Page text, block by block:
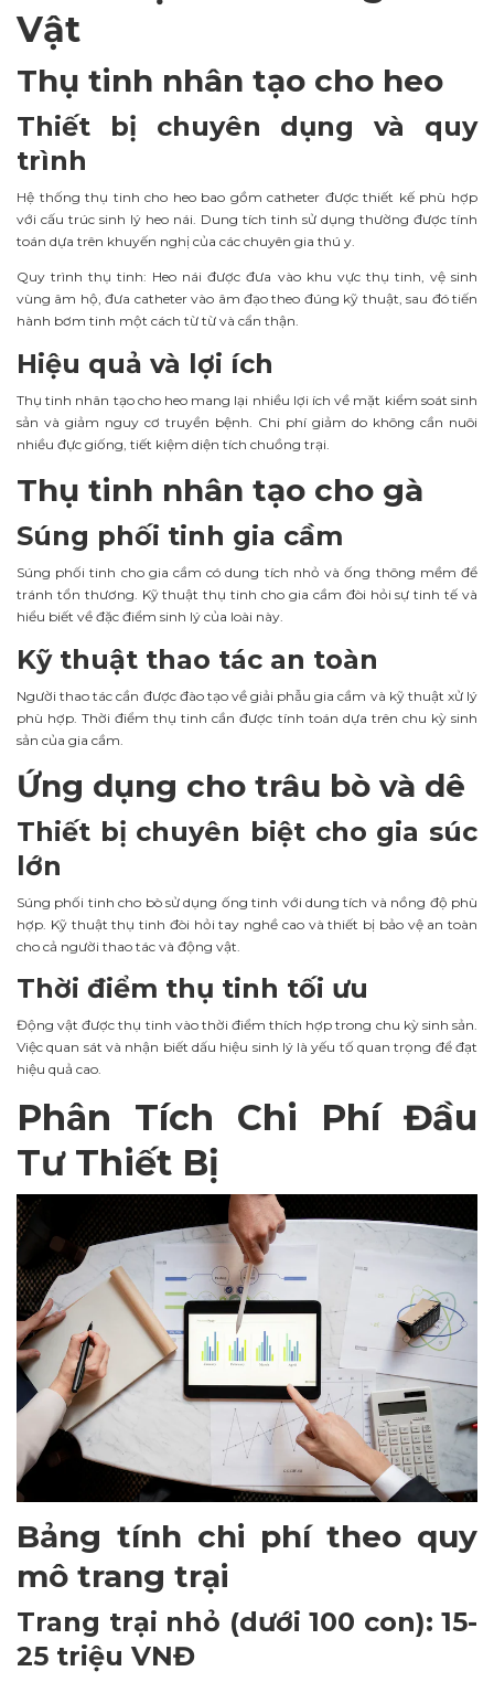
Vật
Thụ tinh nhân tạo cho heo
Thiết bị chuyên dụng và quy
trình
Hệ thống thụ tinh cho heo bao gồm catheter được thiết kế phù hợp
với cấu trúc sinh lý heo nái. Dung tích tinh sử dụng thường được tính
toán dựa trên khuyến nghị của các chuyên gia thú y.
Quy trình thụ tinh: Heo nái được đưa vào khu vực thụ tinh, vệ sinh
vùng âm hộ, đưa catheter vào âm đạo theo đúng kỹ thuật, sau đó tiến
hành bơm tinh một cách từ từ và cẩn thận.
Hiệu quả và lợi ích
Thụ tinh nhân tạo cho heo mang lại nhiều lợi ích về mặt kiểm soát sinh
sản và giảm nguy cơ truyền bệnh. Chi phí giảm do không cần nuôi
nhiều đực giống, tiết kiệm diện tích chuồng trại.
Thụ tinh nhân tạo cho gà
Súng phối tinh gia cầm
Súng phối tinh cho gia cầm có dung tích nhỏ và ống thông mềm để
tránh tổn thương. Kỹ thuật thụ tinh cho gia cầm đòi hỏi sự tinh tế và
hiểu biết về đặc điểm sinh lý của loài này.
Kỹ thuật thao tác an toàn
Người thao tác cần được đào tạo về giải phẫu gia cầm và kỹ thuật xử lý
phù hợp. Thời điểm thụ tinh cần được tính toán dựa trên chu kỳ sinh
sản của gia cầm.
Ứng dụng cho trâu bò và dê
Thiết bị chuyên biệt cho gia súc
lớn
Súng phối tinh cho bò sử dụng ống tinh với dung tích và nồng độ phù
hợp. Kỹ thuật thụ tinh đòi hỏi tay nghề cao và thiết bị bảo vệ an toàn
cho cả người thao tác và động vật.
Thời điểm thụ tinh tối ưu
Động vật được thụ tinh vào thời điểm thích hợp trong chu kỳ sinh sản.
Việc quan sát và nhận biết dấu hiệu sinh lý là yếu tố quan trọng để đạt
hiệu quả cao.
Phân Tích Chi Phí Đầu
Tư Thiết Bị
Bảng tính chi phí theo quy
mô trang trại
Trang trại nhỏ (dưới 100 con): 15-
25 triệu VNĐ